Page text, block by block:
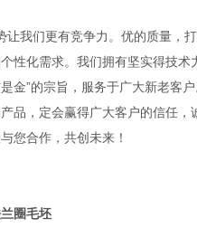
我们更有竞争力。优的质量，
性化需求。我们拥有坚实得技
金”的宗旨，服务于广大新老客
品，定会赢得广大客户的信任
您合作，共创未来！
圈毛坯
法